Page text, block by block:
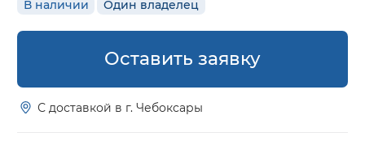
В наличии Один владелец
Оставить заявку
С доставкой в г. Чебоксары